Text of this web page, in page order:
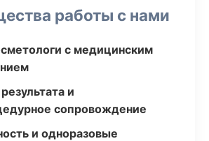
работы с нами
с медицинским
и
сопровождение
и одноразовые